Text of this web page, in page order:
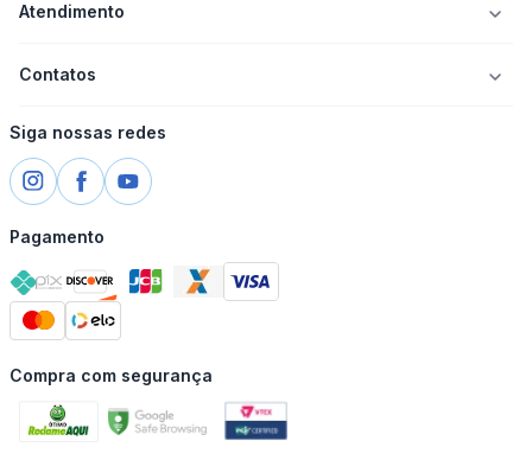
Atendimento
Contatos
Siga nossas redes
Pagamento
Compra com segurança